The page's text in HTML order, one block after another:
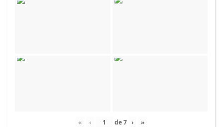
« ‹ de7 › »